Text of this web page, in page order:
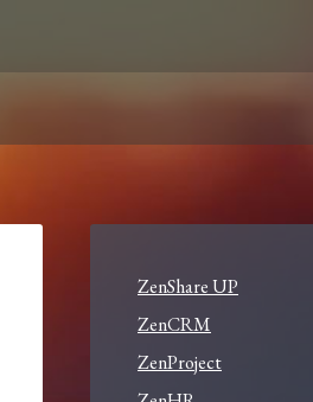
ZenShare UP
ZenCRM
ZenProject